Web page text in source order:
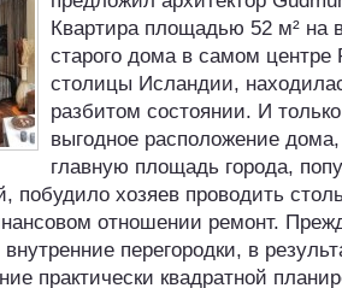
Квартира площадью 52 м² на
старого дома в самом центре
столицы Исландии,
разбитом состоянии. И
выгодное расположение
главную площадь города,
побудило хозяев проводить
отношении ремонт.
перегородки, в
практически квадратной